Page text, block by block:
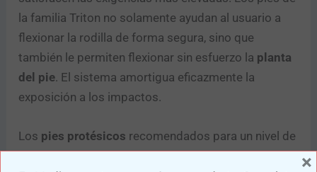
la familia Triton no solamente ayudan al usuario a
flexionar la rodilla de forma segura, sino que
también le permiten flexionar sin esfuerzo la planta
del pie. El sistema amortigua eficazmente la
exposición a los impactos.
Los pies protésicos recomendados para un nivel de
actividad de moderado a elevado pueden usarlos
×